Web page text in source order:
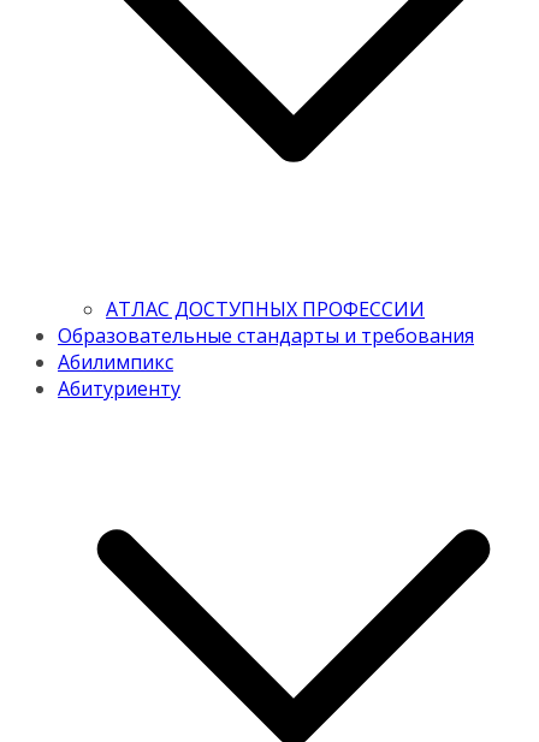
АТЛАС ДОСТУПНЫХ ПРОФЕССИИ
Образовательные стандарты и требования
Абилимпикс
Абитуриенту